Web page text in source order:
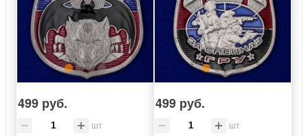
499 руб.
шт
499 руб.
шт